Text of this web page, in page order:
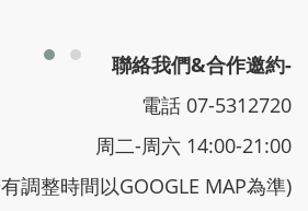
聯絡我們&合作邀約-
電話 07-5312720
周二-周六 14:00-21:00
調整時間以GOOGLE MAP為準)